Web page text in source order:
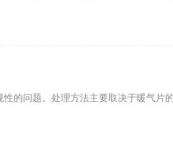
的问题。处理方法主要取决于暖气片